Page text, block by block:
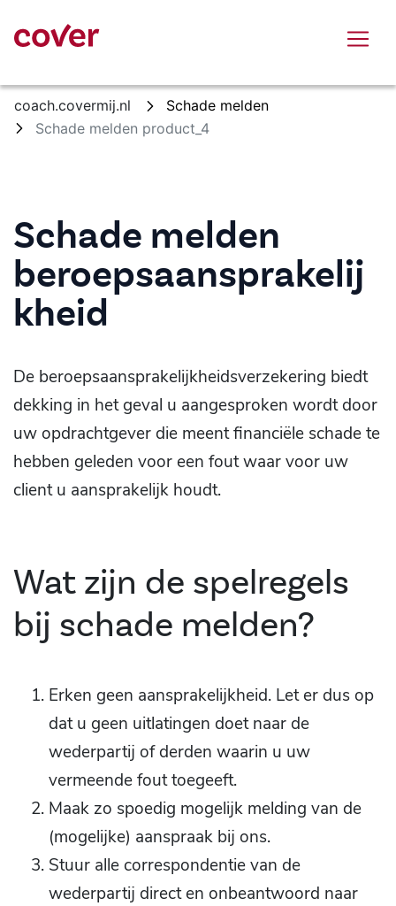
coach.covermij.nl
Schade melden
Schade melden product_4
Schade melden
beroepsaansprakelij
kheid
De beroepsaansprakelijkheidsverzekering biedt
dekking in het geval u aangesproken wordt door
uw opdrachtgever die meent financiële schade te
hebben geleden voor een fout waar voor uw
client u aansprakelijk houdt.
Wat zijn de spelregels
bij schade melden?
Erken geen aansprakelijkheid. Let er dus op
dat u geen uitlatingen doet naar de
wederpartij of derden waarin u uw
vermeende fout toegeeft.
Maak zo spoedig mogelijk melding van de
(mogelijke) aanspraak bij ons.
Stuur alle correspondentie van de
wederpartij direct en onbeantwoord naar